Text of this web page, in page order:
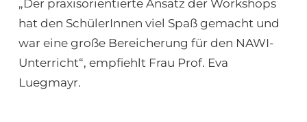
„Der praxisorientierte Ansatz der Workshops
hat den SchülerInnen viel Spaß gemacht und
war eine große Bereicherung für den NAWI-
Unterricht“, empfiehlt Frau Prof. Eva
Luegmayr.